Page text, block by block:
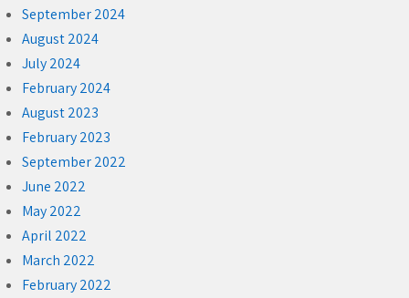
September 2024
August 2024
July 2024
February 2024
August 2023
February 2023
September 2022
June 2022
May 2022
April 2022
March 2022
February 2022